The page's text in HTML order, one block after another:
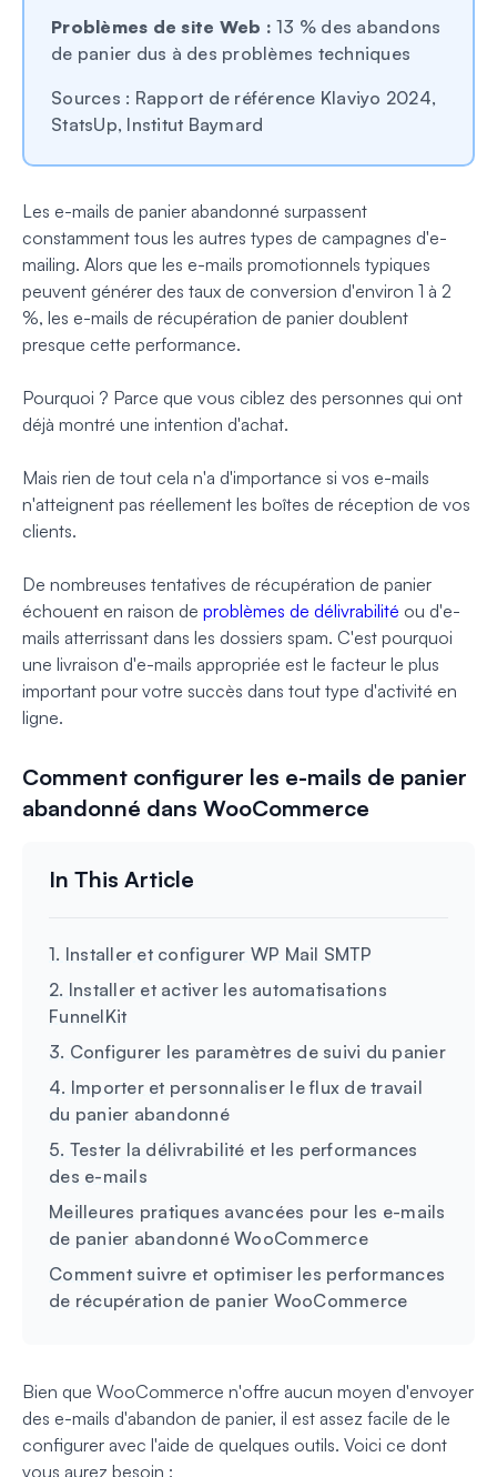
Problèmes de site Web : 13 % des abandons
de panier dus à des problèmes techniques
Sources : Rapport de référence Klaviyo 2024,
StatsUp, Institut Baymard
Les e-mails de panier abandonné surpassent
constamment tous les autres types de campagnes d'e-
mailing. Alors que les e-mails promotionnels typiques
peuvent générer des taux de conversion d'environ 1 à 2
%, les e-mails de récupération de panier doublent
presque cette performance.
Pourquoi ? Parce que vous ciblez des personnes qui ont
déjà montré une intention d'achat.
Mais rien de tout cela n'a d'importance si vos e-mails
n'atteignent pas réellement les boîtes de réception de vos
clients.
De nombreuses tentatives de récupération de panier
échouent en raison de problèmes de délivrabilité ou d'e-
mails atterrissant dans les dossiers spam. C'est pourquoi
une livraison d'e-mails appropriée est le facteur le plus
important pour votre succès dans tout type d'activité en
ligne.
Comment configurer les e-mails de panier
abandonné dans WooCommerce
1. Installer et configurer WP Mail SMTP
2. Installer et activer les automatisations
FunnelKit
3. Configurer les paramètres de suivi du panier
4. Importer et personnaliser le flux de travail
du panier abandonné
5. Tester la délivrabilité et les performances
des e-mails
Meilleures pratiques avancées pour les e-mails
de panier abandonné WooCommerce
Comment suivre et optimiser les performances
de récupération de panier WooCommerce
Bien que WooCommerce n'offre aucun moyen d'envoyer
des e-mails d'abandon de panier, il est assez facile de le
configurer avec l'aide de quelques outils. Voici ce dont
vous aurez besoin :